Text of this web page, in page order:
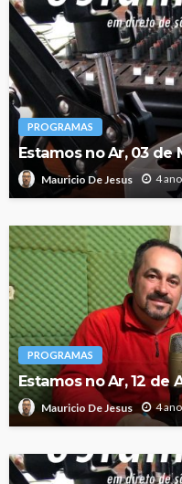
PROGRAMAS
Estamos no Ar, 03 de
Mauricio De Jesus 4
PROGRAMAS
Estamos no Ar, 12 de
Mauricio De Jesus 4